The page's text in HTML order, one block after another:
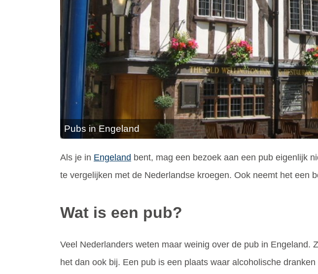
Pubs in Engeland
Als je in Engeland bent, mag een bezoek aan een pub eigenlijk
te vergelijken met de Nederlandse kroegen. Ook neemt het een
Wat is een pub?
Veel Nederlanders weten maar weinig over de pub in
het dan ook bij. Een pub is een plaats waar alcoholische